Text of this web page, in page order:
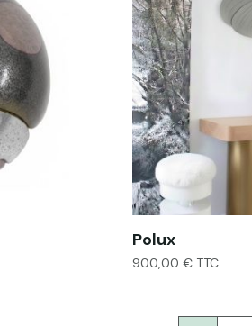
Polux
900,00 € TTC